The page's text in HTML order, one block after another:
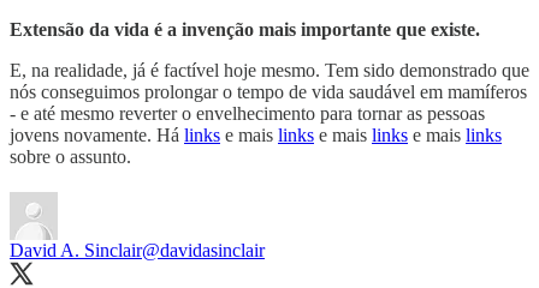
Extensão da vida é a invenção mais importante que existe.
E, na realidade, já é factível hoje mesmo. Tem sido demonstrado que
nós conseguimos prolongar o tempo de vida saudável em mamíferos
- e até mesmo reverter o envelhecimento para tornar as pessoas
jovens novamente. Há links e mais links e mais links e mais links
sobre o assunto.
David A. Sinclair@davidasinclair